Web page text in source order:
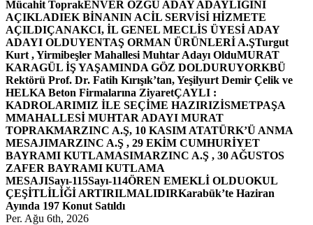
Mücahit ToprakENVER ÖZGÜ ADAY ADAYLIĞINI
AÇIKLADIEK BİNANIN ACİL SERVİSİ HİZMETE
AÇILDIÇANAKCI, İL GENEL MECLİS ÜYESİ ADAY
ADAYI OLDUYENTAŞ ORMAN ÜRÜNLERİ A.ŞTurgut
Kurt , Yirmibeşler Mahallesi Muhtar Adayı OlduMURAT
KARAGÜL İŞ YAŞAMINDA GÖZ DOLDURUYORKBÜ
Rektörü Prof. Dr. Fatih Kırışık’tan, Yeşilyurt Demir Çelik ve
HELKA Beton Firmalarına ZiyaretÇAYLI :
KADROLARIMIZ İLE SEÇİME HAZIRIZİSMETPAŞA
MMAHALLESİ MUHTAR ADAYI MURAT
TOPRAKMARZINC A.Ş, 10 KASIM ATATÜRK’Ü ANMA
MESAJIMARZINC A.Ş , 29 EKİM CUMHURİYET
BAYRAMI KUTLAMASIMARZINC A.Ş , 30 AĞUSTOS
ZAFER BAYRAMI KUTLAMA
MESAJISayı-115Sayı-114ÖREN EMEKLİ OLDUOKUL
ÇEŞİTLİLİĞİ ARTIRILMALIDIRKarabük’te Haziran
Ayında 197 Konut Satıldı
Per. Ağu 6th, 2026